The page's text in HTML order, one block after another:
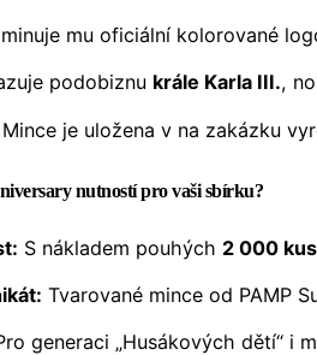
mu oficiální kolorované
podobiznu krále Karla III.,
Mince je uložena v na zakázku
nutností pro vaši sbírku?
S nákladem pouhých 2 000
Tvarované mince od PAMP
generaci „Husákových dětí“ i